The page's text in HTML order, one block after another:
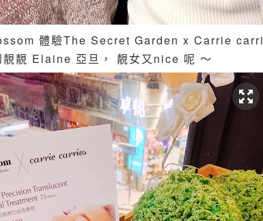
體驗The Secret Garden x Carrie
靚靚 Elaine 亞旦， 靚女又nice 呢 ～